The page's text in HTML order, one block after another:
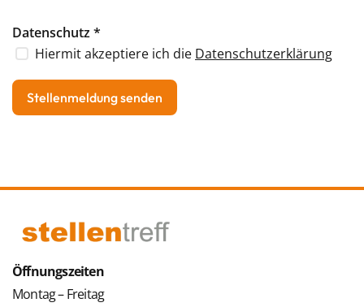
Datenschutz*
Hiermit akzeptiere ich die Datenschutzerklärung
Öffnungszeiten
Montag – Freitag